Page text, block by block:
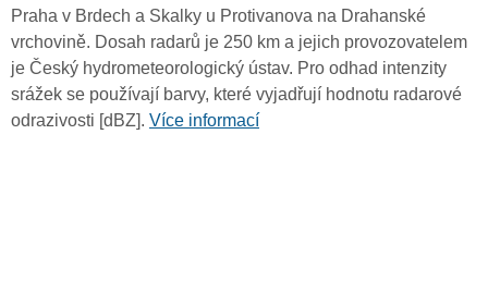
Praha v Brdech a Skalky u Protivanova na Drahanské
vrchovině. Dosah radarů je 250 km a jejich provozovatelem
je Český hydrometeorologický ústav. Pro odhad intenzity
srážek se používají barvy, které vyjadřují hodnotu radarové
odrazivosti [dBZ]. Více informací